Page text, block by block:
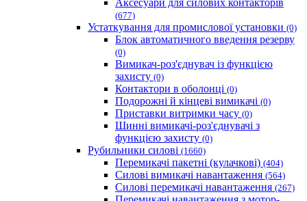
Аксесуари для силових контакторів
(677)
Устаткування для промислової установки (0)
Блок автоматичного введення резерву
(0)
Вимикач-роз'єднувач із функцією
захисту (0)
Контактори в оболонці (0)
Подорожні й кінцеві вимикачі (0)
Приставки витримки часу (0)
Шинні вимикачі-роз'єднувачі з
функцією захисту (0)
Рубильники силові (1660)
Перемикачі пакетні (кулачкові) (404)
Силові вимикачі навантаження (564)
Cилові перемикачі навантаження (267)